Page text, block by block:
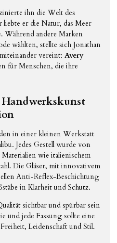
ihn die Welt des
er die Natur, das Meer
Während andere Marken
wählten, stellte sich Jonathan
vereint: Avery
für Menschen, die ihre
in einer kleinen Werkstatt
Jedes Gestell wurde von
wie italienischem
Die Gläser, mit innovativem
Anti-Reflex-Beschichtung
in Klarheit und Schutz.
sichtbar und spürbar sein
und jede Fassung sollte eine
Leidenschaft und Stil.